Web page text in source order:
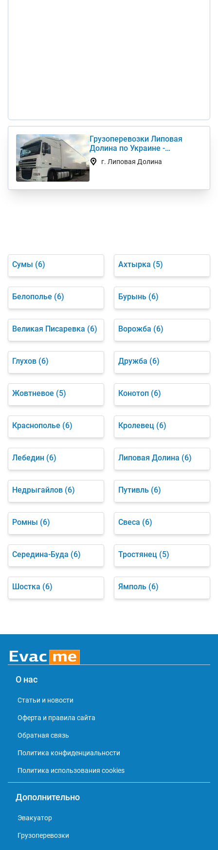
Грузоперевозки Липовая
Долина по Украине -
Грузовые автоперевозки
дешево
г. Липовая Долина
Сумы (6) Ахтырка (5)
Белополье (6) Бурынь (6)
Великая Писаревка (6) Ворожба (6)
Глухов (6) Дружба (6)
Жовтневое (5) Конотоп (6)
Краснополье (6) Кролевец (6)
Лебедин (6) Липовая Долина (6)
Недрыгайлов (6) Путивль (6)
Ромны (6) Свеса (6)
Середина-Буда (6) Тростянец (5)
Шостка (6) Ямполь (6)
О нас
Статьи и новости
Оферта и правила сайта
Обратная связь
Политика конфиденциальности
Политика использования cookies
Дополнительно
Эвакуатор
Грузоперевозки